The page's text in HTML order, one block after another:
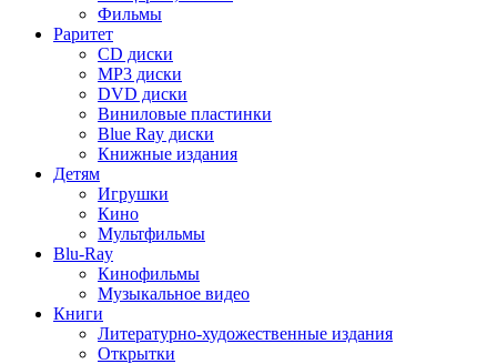
Фильмы
Раритет
CD диски
MP3 диски
DVD диски
Виниловые пластинки
Blue Ray диски
Книжные издания
Детям
Игрушки
Кино
Мультфильмы
Blu-Ray
Кинофильмы
Музыкальное видео
Книги
Литературно-художественные издания
Открытки